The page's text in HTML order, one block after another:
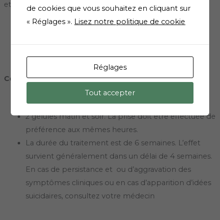
et transitoires.
Conseils d’utilisations
2 gélules matin et soir. La prise doit être effectuée de
préférence aux mêmes heures.
La durée du traitement est de 6 semaines. L’effet
survient généralement dans un délai de 4 semaines.
En cas de persistance et ou d’aggravation des
symptômes cliniques ou en cas d’apparition d’idées
suicidaires, consultez votre médecin
de cookies que vous souhaitez en cliquant sur
« Réglages ». Lisez notre politique de cookie
Réglages
Tout accepter